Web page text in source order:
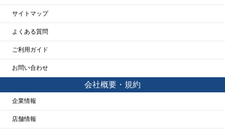
サイトマップ
よくある質問
ご利用ガイド
お問い合わせ
会社概要・規約
企業情報
店舗情報